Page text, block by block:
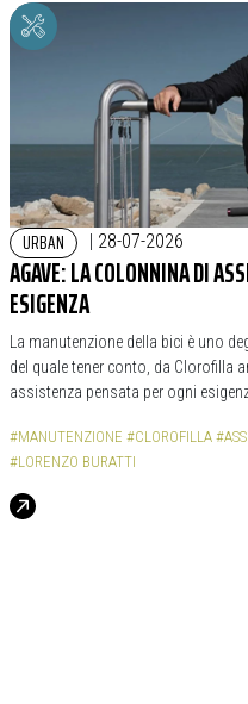
URBAN 28-07-2026
AGAVE: LA COLONNINA DI
ESIGENZA
La manutenzione della bici è uno
del quale tener conto, da Clorofilla
assistenza pensata per ogni
#MANUTENZIONE #CLOROFILLA
#LORENZO BURATTI